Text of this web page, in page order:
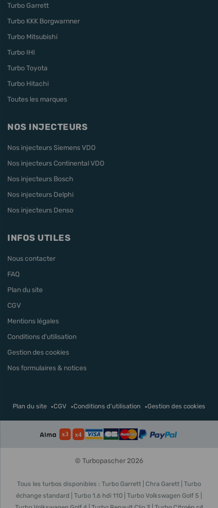
Turbo Garrett
Turbo KKK Borgwarnner
Turbo Mitsubishi
Turbo IHI
Turbo Toyota
Turbo Hitachi
Toutes les marques
NOS INJECTEURS
Nos injecteurs Siemens VDO
Nos injecteurs Continental VDO
Nos injecteurs Bosch
Nos injecteurs Delphi
Nos injecteurs Denso
INFOS UTILES
Nous contacter
FAQ
Plan du site
CGV
Mentions légales
Conditions d'utilisation
Gestion des cookies
Nos formulaires & notices
Plan du site CGV Conditions d'utilisation Gestion des cookies
© Turbopascher 2026
Tous les turbos disponibles : Turbo Garrett Chra Garett Turbo
échange standard
Turbo 1.6 hdi 110 Turbo Volkswagen Golf 5